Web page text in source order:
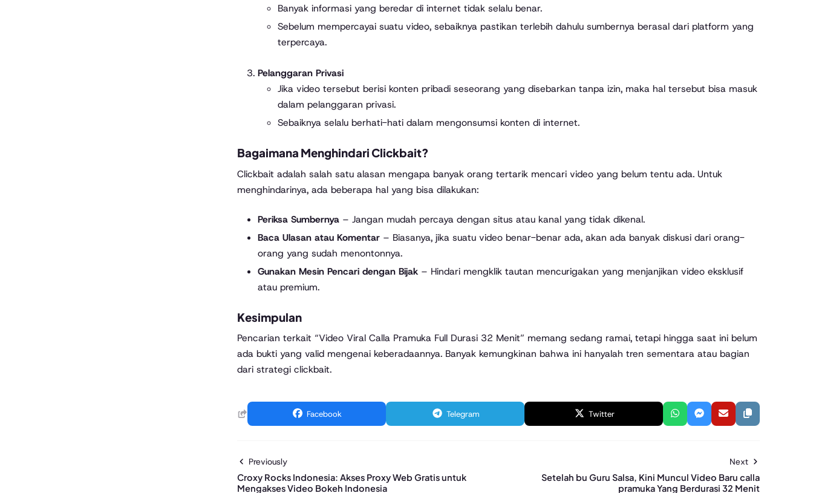
Banyak informasi yang beredar di internet tidak selalu benar.
Sebelum mempercayai suatu video, sebaiknya pastikan terlebih dahulu sumbernya berasal dari platform yang
terpercaya.
Pelanggaran Privasi
Jika video tersebut berisi konten pribadi seseorang yang disebarkan tanpa izin, maka hal tersebut bisa masuk
dalam pelanggaran privasi.
Sebaiknya selalu berhati-hati dalam mengonsumsi konten di internet.
Bagaimana Menghindari Clickbait?
Clickbait adalah salah satu alasan mengapa banyak orang tertarik mencari video yang belum tentu ada. Untuk
menghindarinya, ada beberapa hal yang bisa dilakukan:
Periksa Sumbernya– Jangan mudah percaya dengan situs atau kanal yang tidak dikenal.
Baca Ulasan atau Komentar– Biasanya, jika suatu video benar-benar ada, akan ada banyak diskusi dari orang-
orang yang sudah menontonnya.
Gunakan Mesin Pencari dengan Bijak– Hindari mengklik tautan mencurigakan yang menjanjikan video eksklusif
atau premium.
Kesimpulan
Pencarian terkait “Video Viral Calla Pramuka Full Durasi 32 Menit” memang sedang ramai, tetapi hingga saat ini belum
ada bukti yang valid mengenai keberadaannya. Banyak kemungkinan bahwa ini hanyalah tren sementara atau bagian
dari strategi clickbait.
Facebook Telegram Twitter
Previously
Croxy Rocks Indonesia: Akses Proxy Web Gratis untuk
Mengakses Video Bokeh Indonesia
Next
Setelah bu Guru Salsa, Kini Muncul Video Baru calla
pramuka Yang Berdurasi 32 Menit